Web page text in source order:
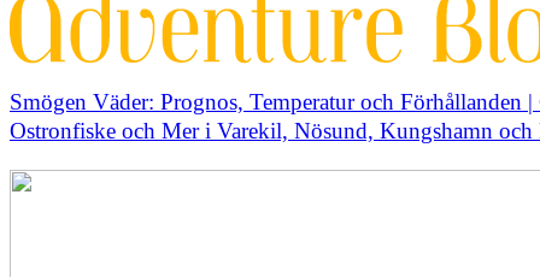
Smögen Väder: Prognos, Temperatur och Förhållanden
Ostronfiske och Mer i Varekil, Nösund, Kungshamn och